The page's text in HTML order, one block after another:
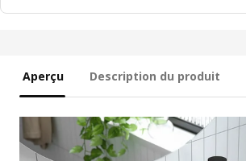
Aperçu Description du produit